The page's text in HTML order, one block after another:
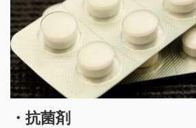
・抗菌剤